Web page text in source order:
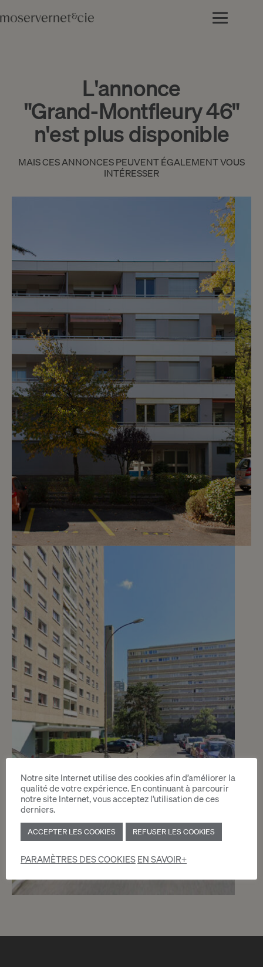
L'annonce
"Grand-Montfleury 46"
n'est plus disponible
MAIS CES ANNONCES PEUVENT ÉGALEMENT VOUS
INTÉRESSER
CHF 80.- / mois
Chemin du Grand-Montfleury 40
Versoix
m
Notre site Internet utilise des cookies afin d’améliorer la
qualité de votre expérience. En continuant à parcourir
notre site Internet, vous acceptez l’utilisation de ces
derniers.
ACCEPTER LES COOKIES REFUSER LES COOKIES
PARAMÈTRES DES COOKIESEN SAVOIR+